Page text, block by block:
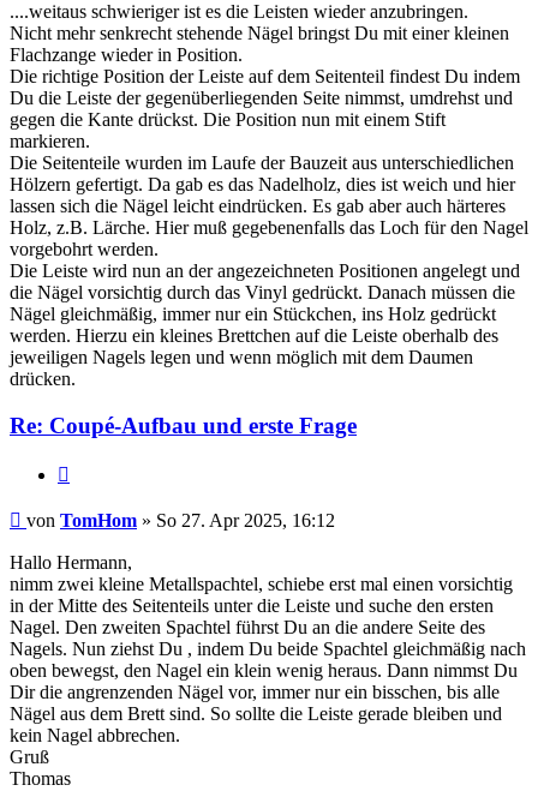
....weitaus schwieriger ist es die Leisten wieder anzubringen.
Nicht mehr senkrecht stehende Nägel bringst Du mit einer kleinen
Flachzange wieder in Position.
Die richtige Position der Leiste auf dem Seitenteil findest Du indem
Du die Leiste der gegenüberliegenden Seite nimmst, umdrehst und
gegen die Kante drückst. Die Position nun mit einem Stift
markieren.
Die Seitenteile wurden im Laufe der Bauzeit aus unterschiedlichen
Hölzern gefertigt. Da gab es das Nadelholz, dies ist weich und hier
lassen sich die Nägel leicht eindrücken. Es gab aber auch härteres
Holz, z.B. Lärche. Hier muß gegebenenfalls das Loch für den Nagel
vorgebohrt werden.
Die Leiste wird nun an der angezeichneten Positionen angelegt und
die Nägel vorsichtig durch das Vinyl gedrückt. Danach müssen die
Nägel gleichmäßig, immer nur ein Stückchen, ins Holz gedrückt
werden. Hierzu ein kleines Brettchen auf die Leiste oberhalb des
jeweiligen Nagels legen und wenn möglich mit dem Daumen
drücken.
Re: Coupé-Aufbau und erste Frage
von TomHom » So 27. Apr 2025, 16:12
Hallo Hermann,
nimm zwei kleine Metallspachtel, schiebe erst mal einen vorsichtig
in der Mitte des Seitenteils unter die Leiste und suche den ersten
Nagel. Den zweiten Spachtel führst Du an die andere Seite des
Nagels. Nun ziehst Du , indem Du beide Spachtel gleichmäßig nach
oben bewegst, den Nagel ein klein wenig heraus. Dann nimmst Du
Dir die angrenzenden Nägel vor, immer nur ein bisschen, bis alle
Nägel aus dem Brett sind. So sollte die Leiste gerade bleiben und
kein Nagel abbrechen.
Gruß
Thomas